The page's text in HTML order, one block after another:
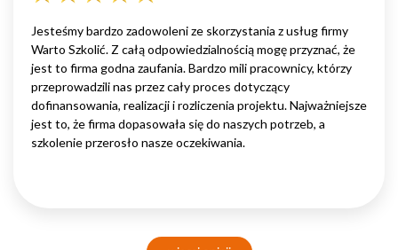
Jesteśmy bardzo zadowoleni ze skorzystania z usług firmy
Warto Szkolić. Z całą odpowiedzialnością mogę przyznać, że
jest to firma godna zaufania. Bardzo mili pracownicy, którzy
przeprowadzili nas przez cały proces dotyczący
dofinansowania, realizacji i rozliczenia projektu. Najważniejsze
jest to, że firma dopasowała się do naszych potrzeb, a
szkolenie przerosło nasze oczekiwania.